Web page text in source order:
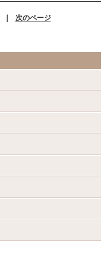
次のページ